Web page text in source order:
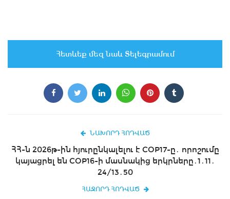
Հետևեք մեզ նաև Տելեգրամում
ՆԱԽՈՐԴ ՀՈԴՎԱԾ
ՀՀ-ն 2026թ-ին հյուրընկալելու է COP17-ը․ որոշումը
կայացրել են COP16-ի մասնակից երկրները․1․11․
24/13․50
ՀԱՋՈՐԴ ՀՈԴՎԱԾ